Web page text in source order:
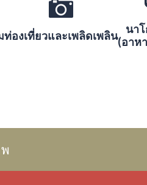
ท่องเที่ยวและเพลิดเพลิน
นา
(อาห